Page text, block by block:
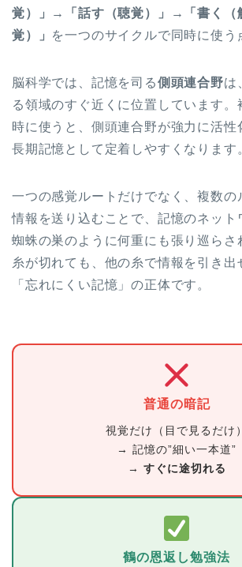
覚）」→「話す（聴覚）」→「書く（
覚）」 を一つのサイクルで同時に使う
脳科学では、記憶を司る側頭連合野は
る領域のすぐ近くに位置しています。
時に使うと、側頭連合野が強力に活性
長期記憶として定着しやすくなります
一つの感覚ルートだけでなく、複数の
情報を送り込むことで、記憶のネット
蜘蛛の巣のように何重にも張り巡らさ
糸が切れても、他の糸で情報を引き
「忘れにくい記憶」の正体です。
普通の暗記
視覚だけ（目で見るだけ）
→ 記憶の”細い一本道”
→ すぐに途切れる
鶴の恩返し勉強法